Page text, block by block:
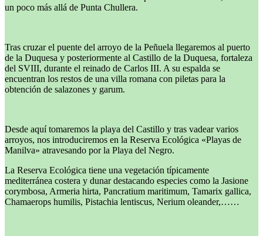
un poco más allá de Punta Chullera.
Tras cruzar el puente del arroyo de la Peñuela llegaremos al puerto
de la Duquesa y posteriormente al Castillo de la Duquesa, fortaleza
del SVIII, durante el reinado de Carlos III. A su espalda se
encuentran los restos de una villa romana con piletas para la
obtención de salazones y garum.
Desde aquí tomaremos la playa del Castillo y tras vadear varios
arroyos, nos introduciremos en la Reserva Ecológica «Playas de
Manilva» atravesando por la Playa del Negro.
La Reserva Ecológica tiene una vegetación típicamente
mediterránea costera y dunar destacando especies como la Jasione
corymbosa, Armeria hirta, Pancratium maritimum, Tamarix gallica,
Chamaerops humilis, Pistachia lentiscus, Nerium oleander,……